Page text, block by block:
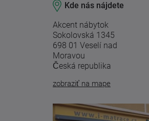
Kde nás nájdete
Akcent nábytok
Sokolovská 1345
698 01 Veselí nad
Moravou
Česká republika
zobraziť na mape